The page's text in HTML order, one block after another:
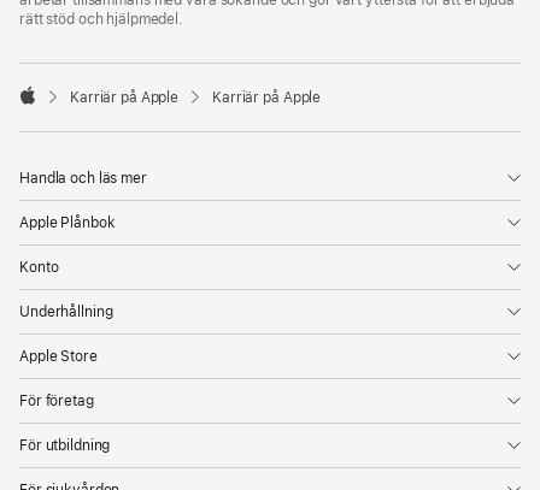
rätt stöd och hjälpmedel.

Karriär på Apple Karriär på Apple
Handla och läs mer
Apple Plånbok
Konto
Underhållning
Apple Store
För företag
För utbildning